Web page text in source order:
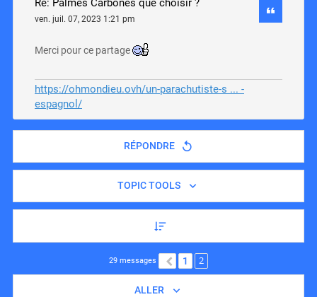
Re: Palmes Carbones que choisir ?
ven. juil. 07, 2023 1:21 pm
Merci pour ce partage
https://ohmondieu.ovh/un-parachutiste-s ... -
espagnol/
RÉPONDRE
TOPIC TOOLS
29 messages PRÉCÉDENT
1 2
ALLER